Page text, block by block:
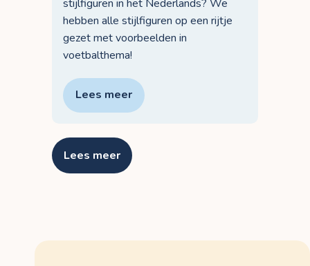
stijlfiguren in het Nederlands? We
hebben alle stijlfiguren op een rijtje
gezet met voorbeelden in
voetbalthema!
Lees meer
Lees meer